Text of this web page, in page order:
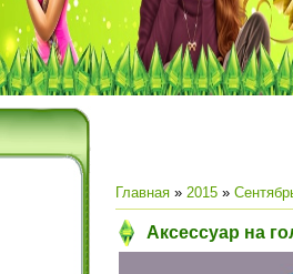
Главная » 2015 »
Аксессуар на